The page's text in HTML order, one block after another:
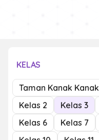
KELAS
Taman Kanak Kanak
Kelas 2
Kelas 3
Kelas 6
Kelas 7